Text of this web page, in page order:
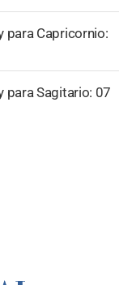
para Capricornio:
para Sagitario: 07